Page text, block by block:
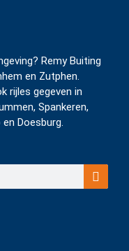
Remy Buiting
en Zutphen.
rijles gegeven in
Spankeren,
en Doesburg.